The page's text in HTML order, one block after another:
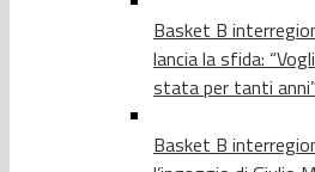
Basket B
lancia la sfida:
stata per tanti
Basket B